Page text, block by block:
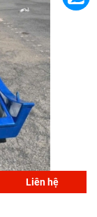
Liên hệ